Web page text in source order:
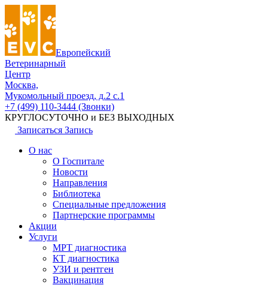
Европейский
Ветеринарный
Центр
Москва,
Мукомольный проезд, д.2 с.1
+7 (499) 110-3444 (Звонки)
КРУГЛОСУТОЧНО и БЕЗ ВЫХОДНЫХ
Записаться Запись
О нас
О Госпитале
Новости
Направления
Библиотека
Специальные предложения
Партнерские программы
Акции
Услуги
МРТ диагностика
КТ диагностика
УЗИ и рентген
Вакцинация